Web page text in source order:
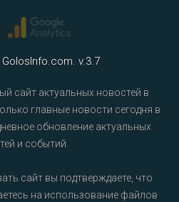
v.3.7
сайт актуальных новостей в
главные новости сегодня в
обновление актуальных
и событий.
сайт вы подтверждаете, что
на использование файлов